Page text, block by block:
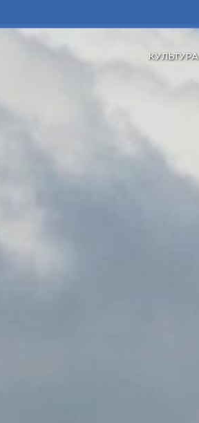
КУЛЬТУРА